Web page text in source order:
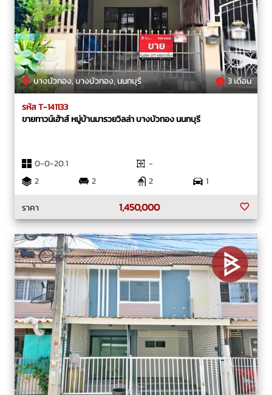
บางบัวทอง, บางบัวทอง, นนทบุรี 3 เดือน
รหัส T-141133
ขายทาวน์เฮ้าส์ หมู่บ้านมารวยวิลล่า บางบัวทอง นนทบุรี
0-0-20.1
-
2
2 2
1
ราคา
1,450,000